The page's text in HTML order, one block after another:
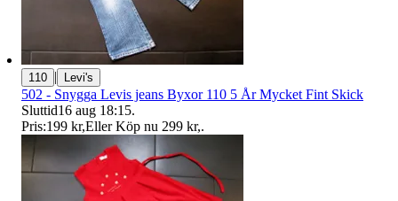
110 | Levi's
502 - Snygga Levis jeans Byxor 110 5 År Mycket Fint Skick
Sluttid16 aug 18:15.
Pris:199 kr,Eller Köp nu 299 kr,.